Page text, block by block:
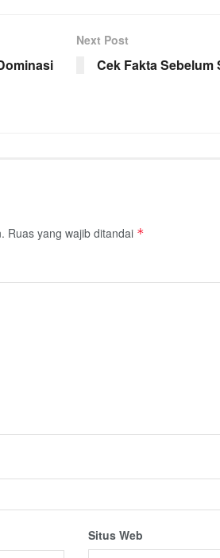
Next Post
Cek Fakta Sebelum
Ruas yang wajib ditandai *
Situs Web